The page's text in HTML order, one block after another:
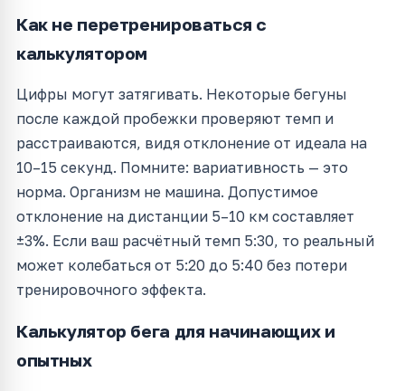
Как не перетренироваться с
калькулятором
Цифры могут затягивать. Некоторые бегуны
после каждой пробежки проверяют темп и
расстраиваются, видя отклонение от идеала на
10–15 секунд. Помните: вариативность — это
норма. Организм не машина. Допустимое
отклонение на дистанции 5–10 км составляет
±3%. Если ваш расчётный темп 5:30, то реальный
может колебаться от 5:20 до 5:40 без потери
тренировочного эффекта.
Калькулятор бега для начинающих и
опытных